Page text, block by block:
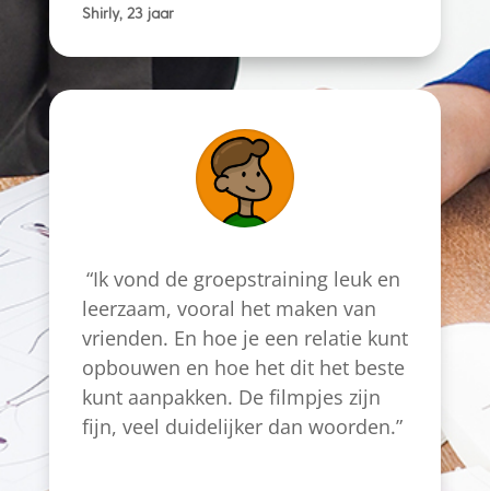
Shirly, 23 jaar
“Ik vond de groepstraining leuk en
leerzaam, vooral het maken van
vrienden. En hoe je een relatie kunt
opbouwen en hoe het dit het beste
kunt aanpakken. De filmpjes zijn
fijn, veel duidelijker dan woorden.”